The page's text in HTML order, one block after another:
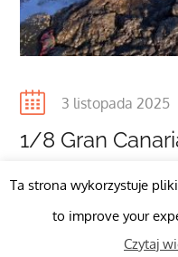
Posted
3 listopada 2025
1/8 Gran
Copyright © 2026
Ta strona wykorzystuje
to improve your
Czytaj